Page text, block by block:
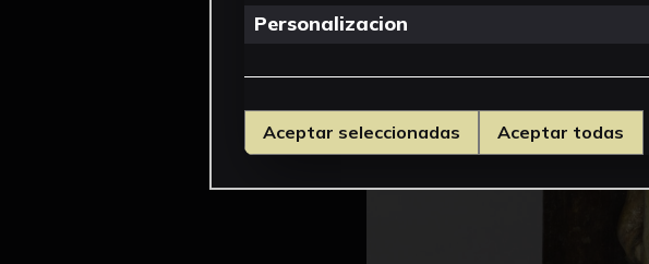
Personalizacion
Aceptar seleccionadas Aceptar todas